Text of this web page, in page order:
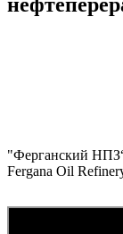
"Ферганский НПЗ
Fergana Oil